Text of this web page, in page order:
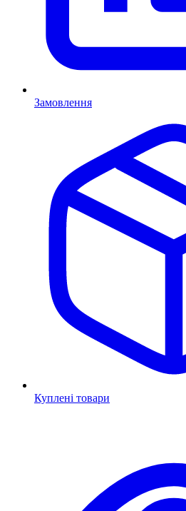
Замовлення
Куплені товари